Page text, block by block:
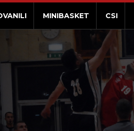
MINIBASKET CSI